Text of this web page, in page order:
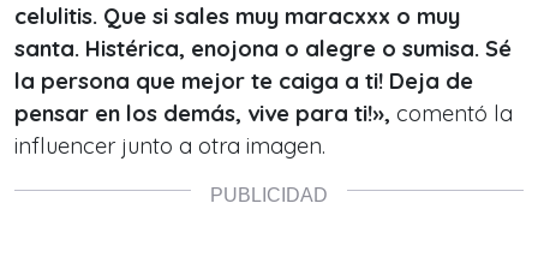
celulitis. Que si sales muy maracxxx o muy
santa. Histérica, enojona o alegre o sumisa. Sé
la persona que mejor te caiga a ti! Deja de
pensar en los demás, vive para ti!», comentó la
influencer junto a otra imagen.